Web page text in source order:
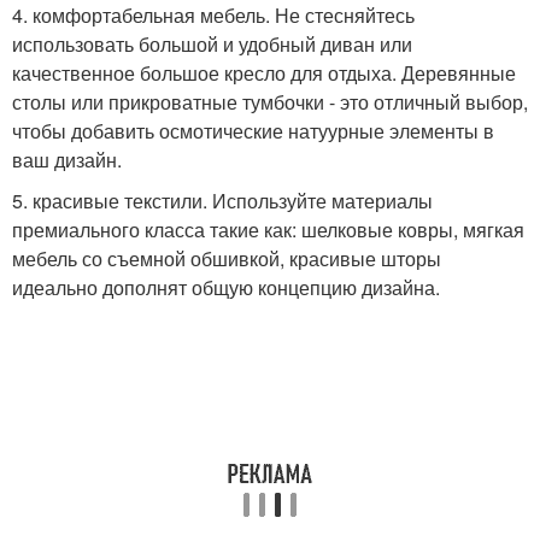
4. комфортабельная мебель. Не стесняйтесь
использовать большой и удобный диван или
качественное большое кресло для отдыха. Деревянные
столы или прикроватные тумбочки - это отличный выбор,
чтобы добавить осмотические натуурные элементы в
ваш дизайн.
5. красивые текстили. Используйте материалы
премиального класса такие как: шелковые ковры, мягкая
мебель со съемной обшивкой, красивые шторы
идеально дополнят общую концепцию дизайна.